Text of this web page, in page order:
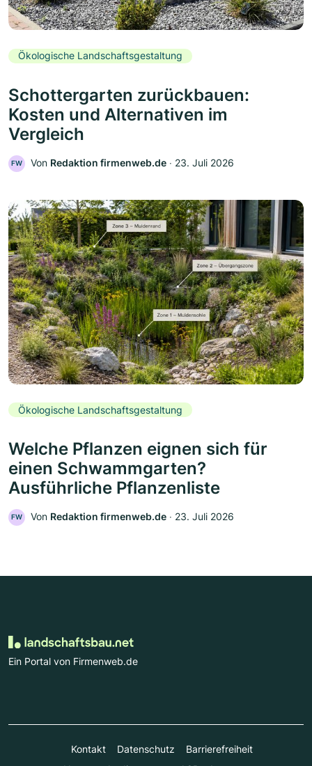
Ökologische Landschaftsgestaltung
Schottergarten zurückbauen:
Kosten und Alternativen im
Vergleich
FW Von Redaktion firmenweb.de ‧ 23. Juli 2026
Ökologische Landschaftsgestaltung
Welche Pflanzen eignen sich für
einen Schwammgarten?
Ausführliche Pflanzenliste
FW Von Redaktion firmenweb.de ‧ 23. Juli 2026
Ein Portal von Firmenweb.de
Kontakt Datenschutz
Barrierefreiheit